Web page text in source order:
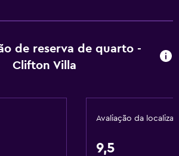
de reserva de quarto -
Clifton Villa
Avaliação da
9,5